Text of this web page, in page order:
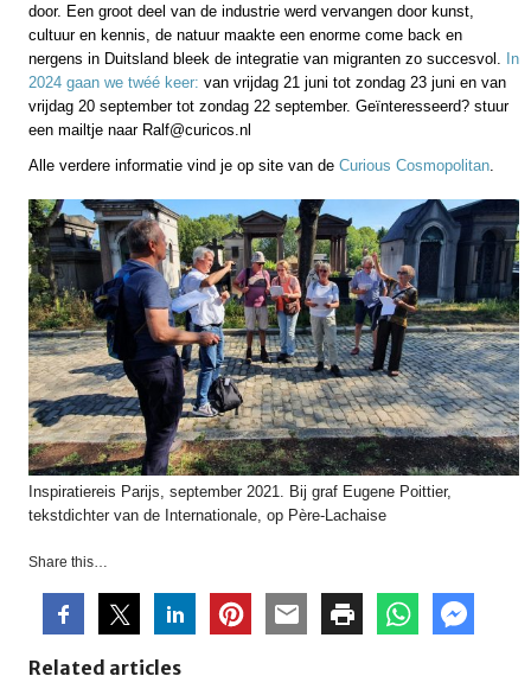
door. Een groot deel van de industrie werd vervangen door kunst,
cultuur en kennis, de natuur maakte een enorme come back en
nergens in Duitsland bleek de integratie van migranten zo succesvol.
In
2024 gaan we twéé keer: van vrijdag 21 juni tot zondag 23 juni en van
vrijdag 20 september tot zondag 22 september. Geïnteresseerd? stuur
een mailtje naar Ralf@curicos.nl
Alle verdere informatie vind je op site van de Curious Cosmopolitan
Inspiratiereis Parijs, september 2021. Bij graf Eugene Poittier,
tekstdichter van de Internationale, op Père-Lachaise
Share this…
Related articles